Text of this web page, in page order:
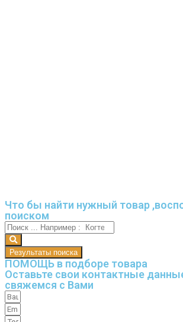
Что бы найти нужный товар
поиском
Результаты поиска
ПОМОЩЬ в подборе товара
Оставьте свои контактные
свяжемся с Вами